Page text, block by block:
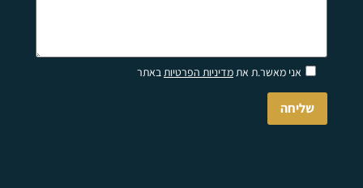
Please
leave
this
field
empty.
אני מאשר.ת את מדיניות הפרטיות באתר